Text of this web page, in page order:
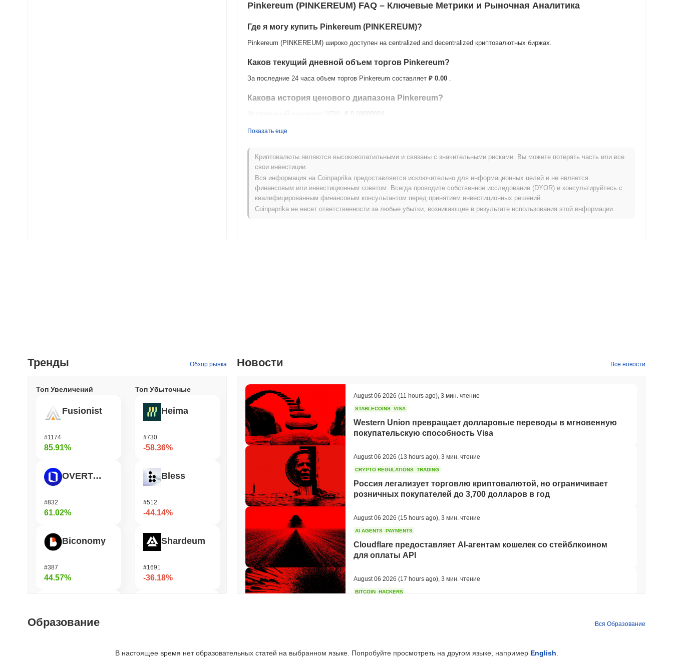
Pinkereum (PINKEREUM) FAQ – Ключевые Метрики и Рыночная Аналитика
Где я могу купить Pinkereum (PINKEREUM)?
Pinkereum (PINKEREUM) широко доступен на centralized and decentralized криптовалютных биржах.
Каков текущий дневной объем торгов Pinkereum?
За последние 24 часа объем торгов Pinkereum составляет ₽ 0.00 .
Какова история ценового диапазона Pinkereum?
Исторический максимум (ATH):
₽ 0.00000924
Как Pinkereum работает по сравнению с более широким криптовалютным рынком?
За последние 7 дней Pinkereum вырос на0.00%, опережая общий криптовалютный рынок который показал снижение на
1.07%. Это указывает на сильную производительность ценового движения PINKEREUM относительно более широкого
рыночного импульса.
Показать еще
Криптовалюты являются высоковолатильными и связаны с значительными рисками. Вы можете потерять часть или все
свои инвестиции.
Вся информация на Coinpaprika предоставляется исключительно для информационных целей и не является
финансовым или инвестиционным советом. Всегда проводите собственное исследование (DYOR) и консультируйтесь с
квалифицированным финансовым консультантом перед принятием инвестиционных решений.
Coinpaprika не несет ответственности за любые убытки, возникающие в результате использования этой информации.
Тренды Обзор рынка
Топ Увеличений
Fusionist
#1174
85.91%
OVERTAKE
#832
61.02%
Biconomy
#387
44.57%
Топ Убыточные
Heima
#730
-58.36%
Bless
#512
-44.14%
Shardeum
#1691
-36.18%
Новости Все новости
August 06 2026 (11 hours ago) 3 мин. чтение
STABLECOINS VISA
Western Union превращает долларовые переводы в мгновенную
покупательскую способность Visa
August 06 2026 (13 hours ago) 3 мин. чтение
CRYPTO REGULATIONS TRADING
Россия легализует торговлю криптовалютой, но ограничивает
розничных покупателей до 3,700 долларов в год
August 06 2026 (15 hours ago) 3 мин. чтение
AI AGENTS PAYMENTS
Cloudflare предоставляет AI-агентам кошелек со стейблкоином
для оплаты API
August 06 2026 (17 hours ago) 3 мин. чтение
BITCOIN HACKERS
CIRCLE TOKENIZATION
Образование Вся Образование
В настоящее время нет образовательных статей на выбранном языке. Попробуйте просмотреть на другом языке, например English